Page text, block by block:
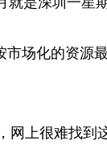
场化的资源
上很难找到